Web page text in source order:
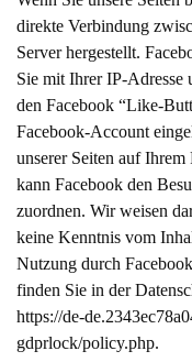
direkte Verbindung
Server hergestellt.
Sie mit Ihrer IP-Adresse
den Facebook “Like-
Facebook-Account
unserer Seiten auf
kann Facebook den
zuordnen. Wir weisen
keine Kenntnis vom
Nutzung durch
finden Sie in der
https://de-
gdprlock/policy.php.